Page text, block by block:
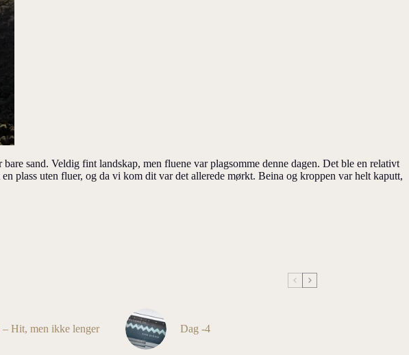
sand. Veldig fint landskap, men fluene var plagsomme denne dagen. Det ble en relativt
plass uten fluer, og da vi kom dit var det allerede mørkt. Beina og kroppen var helt kaputt,
– Hit, men ikke lenger Dag -4